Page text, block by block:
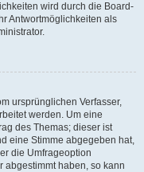
wird durch die Board-
Antwortmöglichkeiten als
ursprünglichen Verfasser,
werden. Um eine
des Themas; dieser ist
eine Stimme abgegeben hat,
die Umfrageoption
abgestimmt haben, so kann